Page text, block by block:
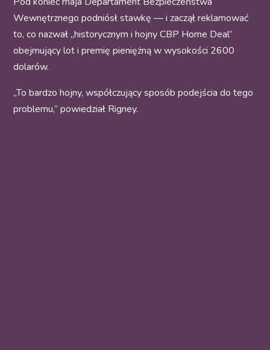
Wewnętrznego podniósł stawkę — i zaczął reklamować
to, co nazwał „historycznym i hojny CBP Home Deal”
obejmujący lot i premię pieniężną w wysokości 2600
dolarów.
„To bardzo hojny, współczujący sposób podejścia do tego
problemu,” powiedział Rigney.